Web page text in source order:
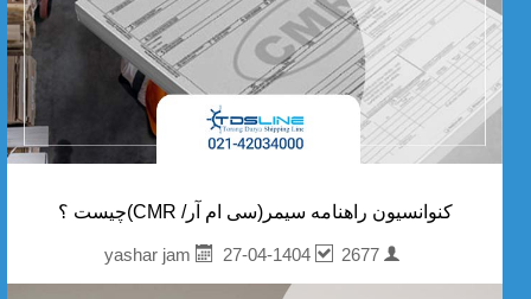
کنوانسیون راهنامه سیمر(سی ام آر/ CMR)چیست ؟
yashar jam
27-04-1404 2677